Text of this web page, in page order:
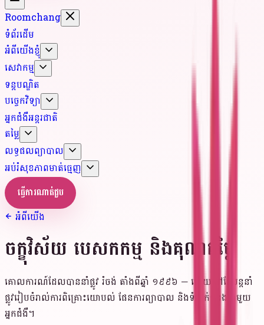
Roomchang
ទំព័រដើម
អំពីយើងខ្ញុំ
សេវាកម្ម
ទន្តបណ្ឌិត
បច្ចេកវិទ្យា
អ្នកជំងឺអន្តរជាតិ
តម្លៃ
លទ្ធផលព្យាបាល
អប់រំសុខភាពមាត់ធ្មេញ
ធ្វើការណាត់ជួប
អំពីយើង
ចក្ខុវិស័យ បេសកកម្ម និងគុណតម្លៃ
គោលការណ៍ដែលបាននាំផ្លូវ រំចង់ តាំងពីឆ្នាំ ១៩៩៦ — ហើយនៅតែបន្តនាំ
ផ្លូវរៀបចំរាល់ការពិគ្រោះយោបល់ ផែនការព្យាបាល និងទំនាក់ទំនងជាមួយ
អ្នកជំងឺ។